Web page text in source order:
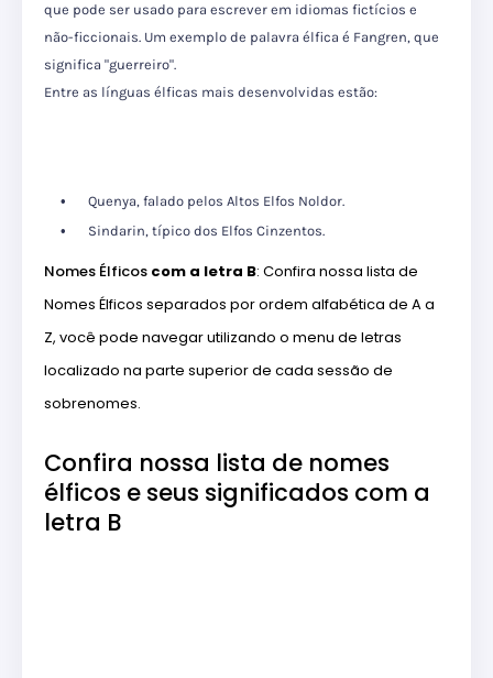
que pode ser usado para escrever em idiomas fictícios e
não-ficcionais. Um exemplo de palavra élfica é Fangren, que
significa "guerreiro".
Entre as línguas élficas mais desenvolvidas estão:
Quenya, falado pelos Altos Elfos Noldor.
Sindarin, típico dos Elfos Cinzentos.
Nomes Élficos com a letra B: Confira nossa lista de
Nomes Élficos separados por ordem alfabética de A a
Z, você pode navegar utilizando o menu de letras
localizado na parte superior de cada sessão de
sobrenomes.
Confira nossa lista de nomes
élficos e seus significados com a
letra B